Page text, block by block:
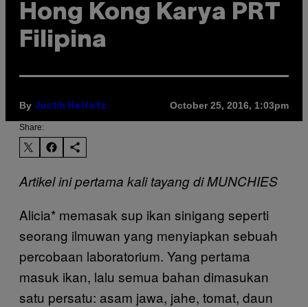
Hong Kong Karya PRT
Filipina
By Justin Heifetz​​ October 25, 2016, 1:03pm
Share:
Artikel ini pertama kali tayang di MUNCHIES
Alicia* memasak sup ikan sinigang seperti
seorang ilmuwan yang menyiapkan sebuah
percobaan laboratorium. Yang pertama
masuk ikan, lalu semua bahan dimasukan
satu persatu: asam jawa, jahe, tomat, daun